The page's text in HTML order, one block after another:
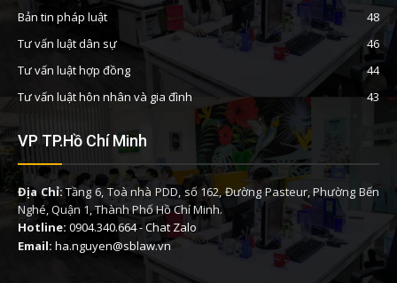
Bản tin pháp luật
48
Tư vấn luật dân sự
46
Tư vấn luật hợp đồng
44
Tư vấn luật hôn nhân và gia đình
43
VP TP.Hồ Chí Minh
Địa Chỉ:Tầng 6, Toà nhà PDD, số 162, Đường Pasteur, Phường Bến
Nghé, Quận 1, Thành Phố Hồ Chí Minh.
Hotline: 0904.340.664-Chat Zalo
Email: ha.nguyen@sblaw.vn